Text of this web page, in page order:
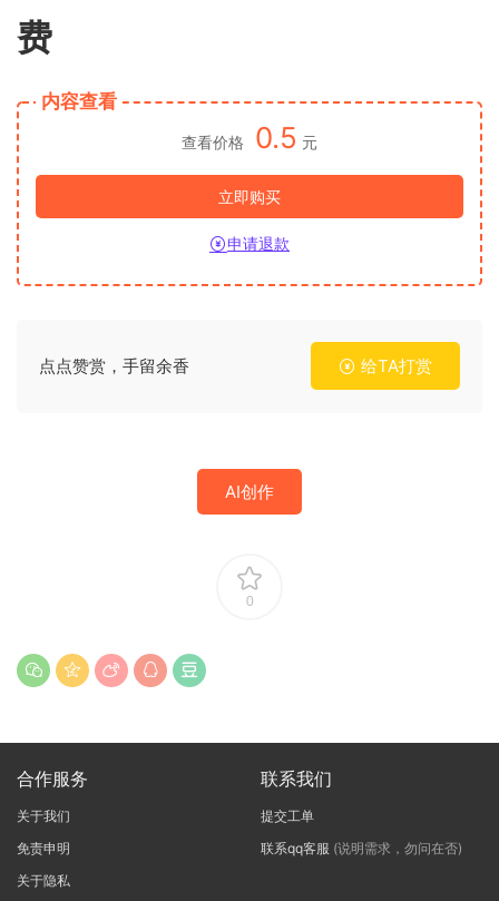
费
内容查看
查看价格 0.5 元
立即购买
申请退款
点点赞赏，手留余香 给TA打赏
AI创作
0
合作服务
关于我们
免责申明
关于隐私
联系我们
提交工单
联系qq客服 (说明需求，勿问在否)